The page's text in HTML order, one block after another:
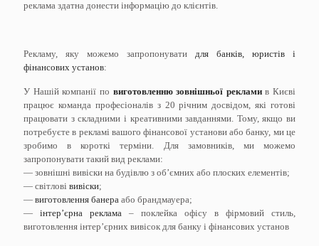
реклама здатна донести інформацію до клієнтів.
Рекламу, яку можемо запропонувати для банків, юристів і
фінансових установ:
У Нашій компанії по виготовленню зовнішньої рекламив Києві
працює команда професіоналів з 20 річним досвідом, які готові
працювати з складними і креативними завданнями. Тому, якщо ви
потребуєте в рекламі вашого фінансової установи або банку, ми це
зробимо в короткі терміни. Для замовників, ми можемо
запропонувати такий вид реклами:
— зовнішні вивіски на будівлю з об’ємних або плоских елементів;
— світлові вивіски;
— виготовлення банера або брандмауера;
— інтер’єрна реклама – поклейка офісу в фірмовий стиль,
виготовлення інтер’єрних вивісок для банку і фінансових установ